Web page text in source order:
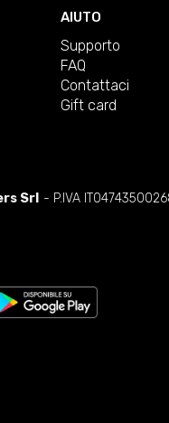
AIUTO
Supporto
FAQ
Contattaci
Gift card
Srl - P.IVA